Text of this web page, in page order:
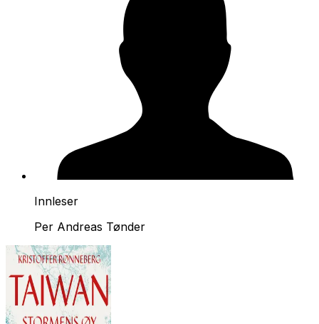
Innleser
Per Andreas Tønder